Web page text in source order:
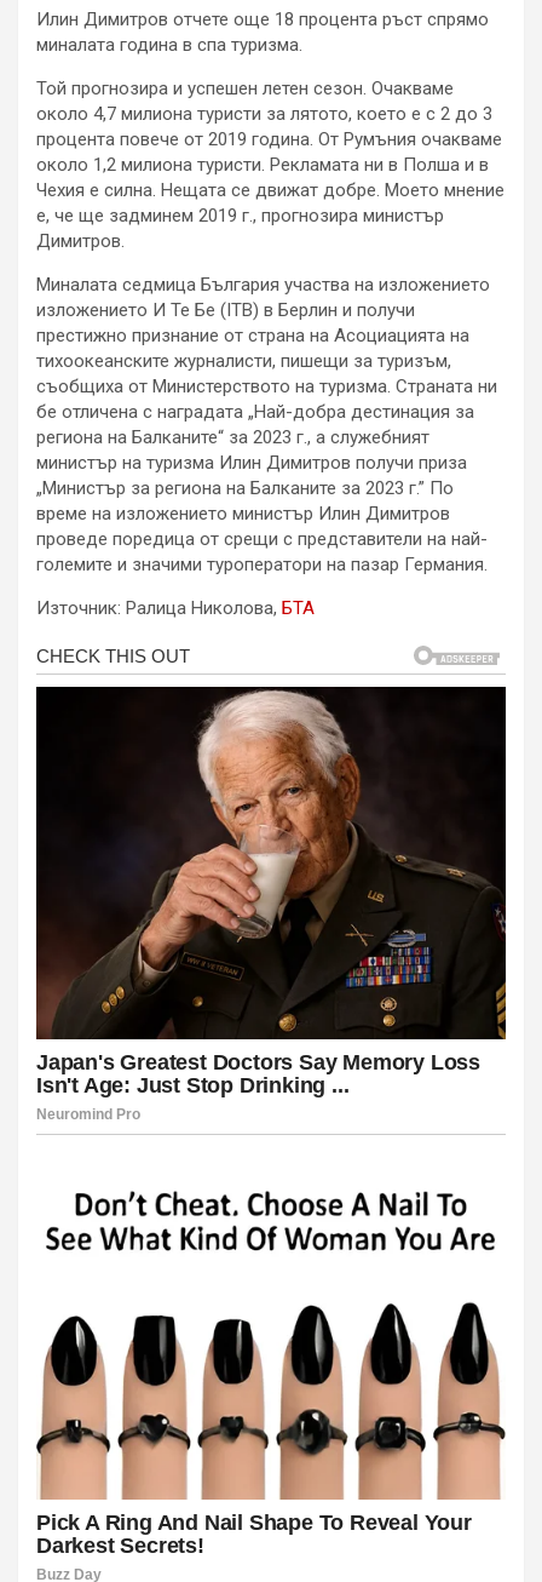
Илин Димитров отчете още 18 процента ръст спрямо
миналата година в спа туризма.
Той прогнозира и успешен летен сезон. Очакваме
около 4,7 милиона туристи за лятото, което е с 2 до 3
процента повече от 2019 година. От Румъния очакваме
около 1,2 милиона туристи. Рекламата ни в Полша и в
Чехия е силна. Нещата се движат добре. Моето мнение
е, че ще задминем 2019 г., прогнозира министър
Димитров.
Миналата седмица България участва на изложението
изложението И Те Бе (ITB) в Берлин и получи
престижно признание от страна на Асоциацията на
тихоокеанските журналисти, пишещи за туризъм,
съобщиха от Министерството на туризма. Страната ни
бе отличена с наградата „Най-добра дестинация за
региона на Балканите“ за 2023 г., а служебният
министър на туризма Илин Димитров получи приза
„Министър за региона на Балканите за 2023 г.” По
време на изложението министър Илин Димитров
проведе поредица от срещи с представители на най-
големите и значими туроператори на пазар Германия.
Източник: Ралица Николова, БТА